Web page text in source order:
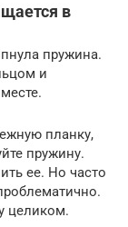
в
пружина.
и
планку,
пружину.
ее. Но часто
целиком.